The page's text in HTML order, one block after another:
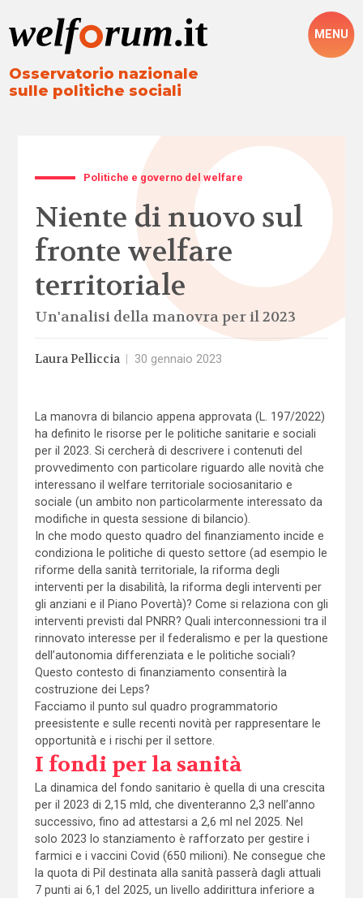
Osservatorio nazionale
sulle politiche sociali
MENU
Politiche e governo del welfare
Niente di nuovo sul
fronte welfare
territoriale
Un'analisi della manovra per il 2023
Laura Pelliccia 30 gennaio 2023
La manovra di bilancio appena approvata (L. 197/2022)
ha definito le risorse per le politiche sanitarie e sociali
per il 2023. Si cercherà di descrivere i contenuti del
provvedimento con particolare riguardo alle novità che
interessano il welfare territoriale sociosanitario e
sociale (un ambito non particolarmente interessato da
modifiche in questa sessione di bilancio).
In che modo questo quadro del finanziamento incide e
condiziona le politiche di questo settore (ad esempio le
riforme della sanità territoriale, la riforma degli
interventi per la disabilità, la riforma degli interventi per
gli anziani e il Piano Povertà)? Come si relaziona con gli
interventi previsti dal PNRR? Quali interconnessioni tra il
rinnovato interesse per il federalismo e per la questione
dell’autonomia differenziata e le politiche sociali?
Questo contesto di finanziamento consentirà la
costruzione dei Leps?
Facciamo il punto sul quadro programmatorio
preesistente e sulle recenti novità per rappresentare le
opportunità e i rischi per il settore.
I fondi per la sanità
La dinamica del fondo sanitario è quella di una crescita
per il 2023 di 2,15 mld, che diventeranno 2,3 nell’anno
successivo, fino ad attestarsi a 2,6 ml nel 2025. Nel
solo 2023 lo stanziamento è rafforzato per gestire i
farmici e i vaccini Covid (650 milioni). Ne consegue che
la quota di Pil destinata alla sanità passerà dagli attuali
7 punti ai 6,1 del 2025, un livello addirittura inferiore a